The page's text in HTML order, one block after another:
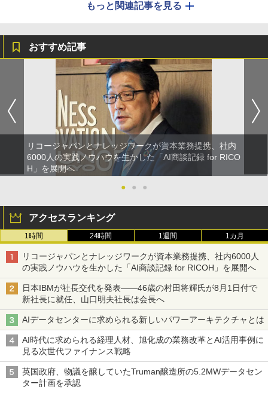
もっと関連記事を見る
おすすめ記事
リコージャパンとナレッジワークが資本業務提携、社内
6000人の実践ノウハウを生かした「AI商談記録 for RICO
H」を展開へ
●
● ●
アクセスランキング
1時間 24時間 1週間 1カ月
リコージャパンとナレッジワークが資本業務提携、社内6000人
の実践ノウハウを生かした「AI商談記録 for RICOH」を展開へ
日本IBMが社長交代を発表――46歳の村田将輝氏が8月1日付で
新社長に就任、山口明夫社長は会長へ
AIデータセンターに求められる新しいパワーアーキテクチャとは
AI時代に求められる経理人材、旭化成の業務改革とAI活用事例に
見る次世代ファイナンス戦略
英国政府、物議を醸していたTruman醸造所の5.2MWデータセン
ター計画を承認